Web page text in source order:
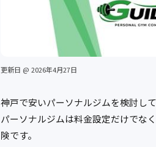
更新日 @ 2026年4月27日
神戸で安いパーソナルジムを検討し
パーソナルジムは料金設定だけでな
険です。